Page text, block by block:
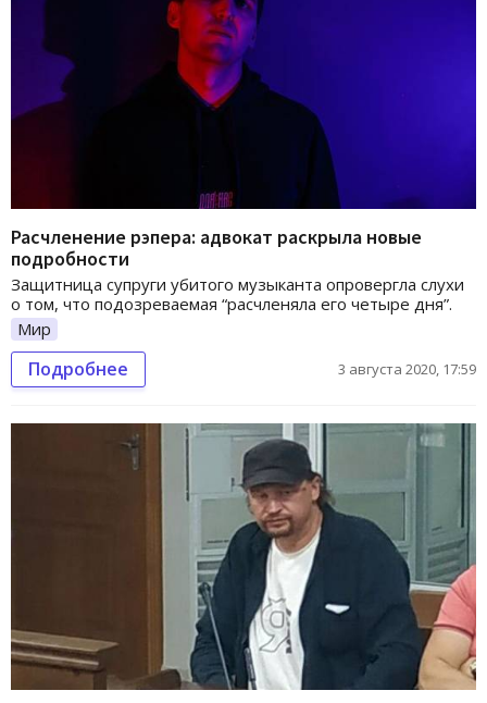
Расчленение рэпера: адвокат раскрыла новые
подробности
Защитница супруги убитого музыканта опровергла слухи
о том, что подозреваемая “расчленяла его четыре дня”.
Мир
Подробнее 3 августа 2020, 17:59